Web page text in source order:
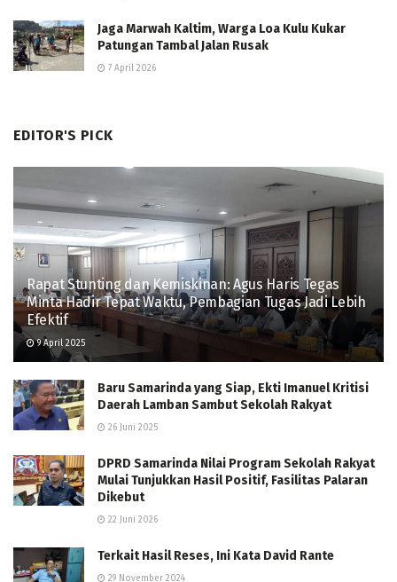
Jaga Marwah Kaltim, Warga Loa Kulu Kukar
Patungan Tambal Jalan Rusak
7 April 2026
EDITOR'S PICK
Rapat Stunting dan Kemiskinan: Agus Haris Tegas
Minta Hadir Tepat Waktu, Pembagian Tugas Jadi Lebih
Efektif
9 April 2025
Baru Samarinda yang Siap, Ekti Imanuel Kritisi
Daerah Lamban Sambut Sekolah Rakyat
26 Juni 2025
DPRD Samarinda Nilai Program Sekolah Rakyat
Mulai Tunjukkan Hasil Positif, Fasilitas Palaran
Dikebut
22 Juni 2026
Terkait Hasil Reses, Ini Kata David Rante
29 November 2024